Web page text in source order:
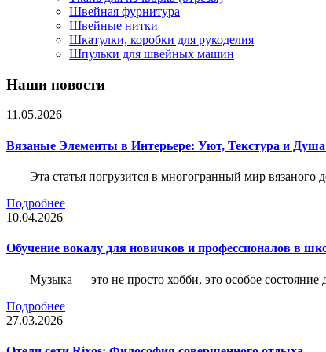
Швейная фурнитура
Швейные нитки
Шкатулки, коробки для рукоделия
Шпульки для швейных машин
Наши новости
11.05.2026
Вязаные Элементы в Интерьере: Уют, Текстура и
Эта статья погрузится в многогранный мир
Подробнее
10.04.2026
Обучение вокалу для новичков и профессионалов в
Музыка — это не просто хобби, это особое
Подробнее
27.03.2026